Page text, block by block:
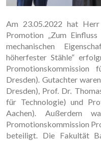
Am 23.05.2022 hat
Promotion „Zum
mechanischen
höherfester Stähle“
Dresden). Gutachter
Dresden), Prof. Dr.
für Technologie) und
Aachen). Außerdem
Promotionskommission
beteiligt. Die Fakultät